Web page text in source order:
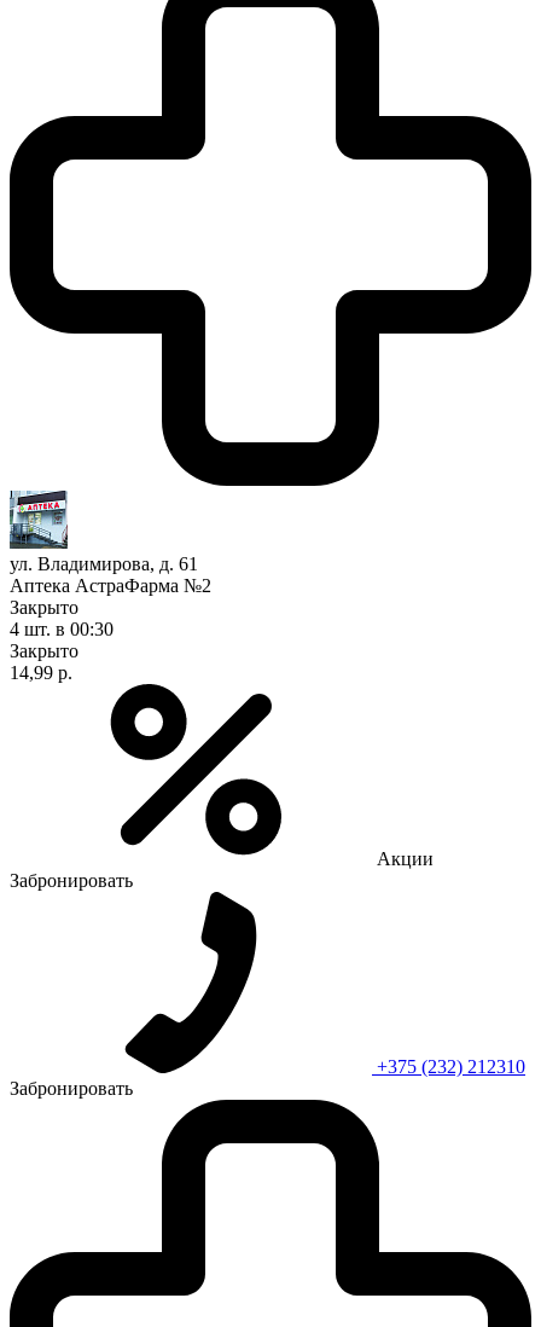
ул. Владимирова, д. 61
Аптека АстраФарма №2
Закрыто
4 шт. в 00:30
Закрыто
14,99 р.
Акции
Забронировать
+375 (232) 212310
Забронировать